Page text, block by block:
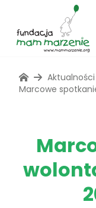
Aktualności
Marcowe